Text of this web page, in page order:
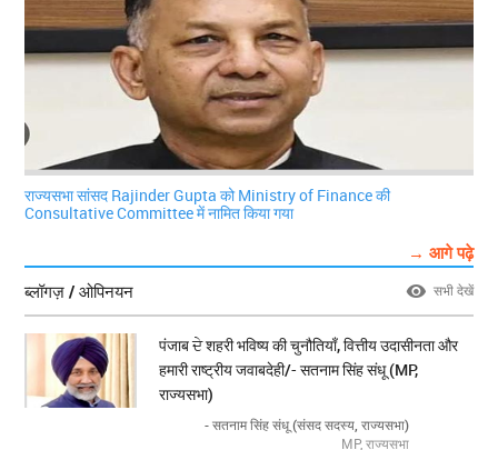
राज्यसभा सांसद Rajinder Gupta को Ministry of Finance की
Consultative Committee में नामित किया गया
→ आगे पढ़े
ब्लॉगज़ / ओपिनयन
सभी देखें
पंजाब ਦੇ शहरी भविष्य की चुनौतियाँ, वित्तीय उदासीनता और
हमारी राष्ट्रीय जवाबदेही/- सतनाम सिंह संधू (MP,
राज्यसभा)
- सतनाम सिंह संधू (संसद सदस्य, राज्यसभा)
MP, राज्यसभा